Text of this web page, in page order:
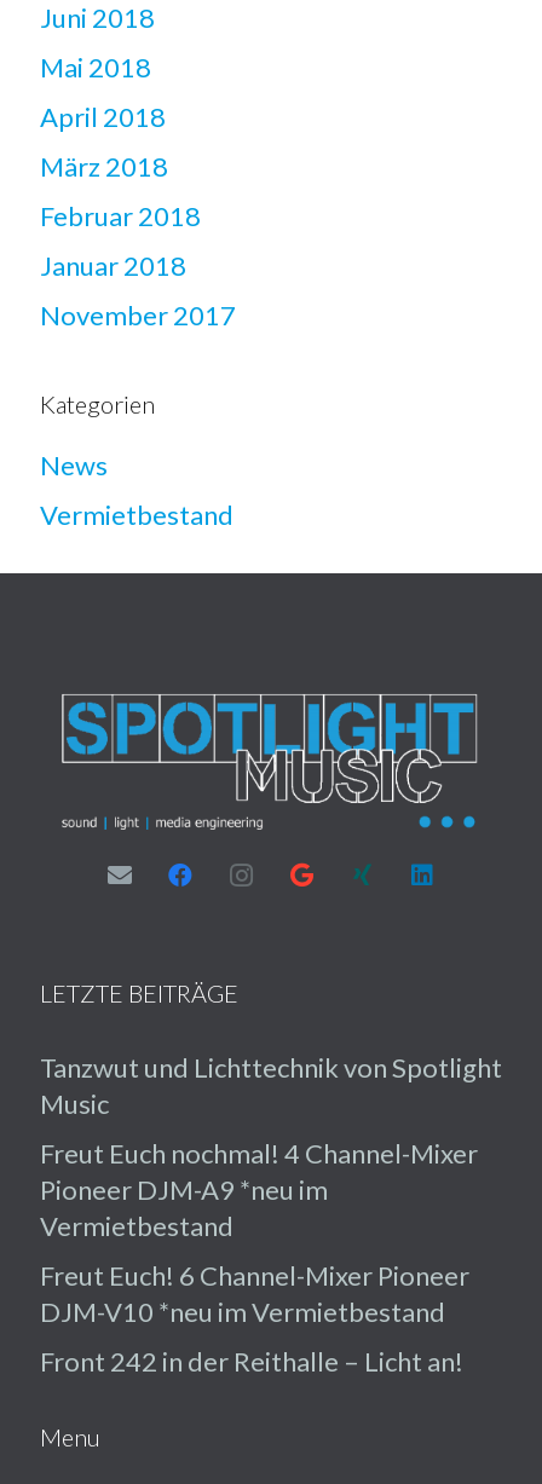
Juni 2018
Mai 2018
April 2018
März 2018
Februar 2018
Januar 2018
November 2017
Kategorien
News
Vermietbestand
LETZTE BEITRÄGE
Tanzwut und Lichttechnik von Spotlight
Music
Freut Euch nochmal! 4 Channel-Mixer
Pioneer DJM-A9 *neu im
Vermietbestand
Freut Euch! 6 Channel-Mixer Pioneer
DJM-V10 *neu im Vermietbestand
Front 242 in der Reithalle – Licht an!
Menu